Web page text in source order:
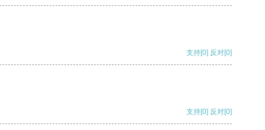
支持[0] 反对[0]
支持[0] 反对[0]